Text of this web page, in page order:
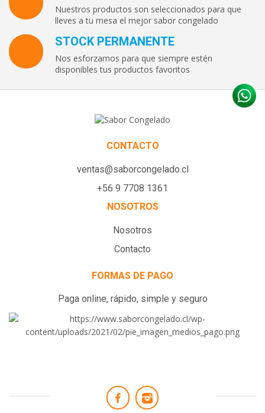
Nuestros productos son seleccionados para que
lleves a tu mesa el mejor sabor congelado
STOCK PERMANENTE
Nos esforzamos para que siempre estén
disponibles tus productos favoritos
CONTACTO
ventas@saborcongelado.cl
+56 9 7708 1361
NOSOTROS
Nosotros
Contacto
FORMAS DE PAGO
Paga online, rápido, simple y seguro